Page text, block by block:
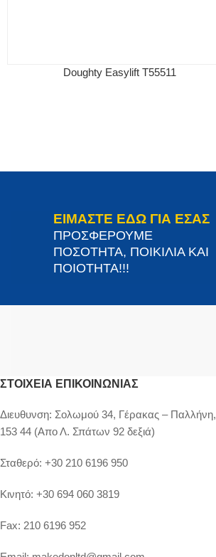
Doughty Easylift T55511
ΕΙΜΑΣΤΕ ΕΔΩ ΓΙΑ ΕΣΑΣ
ΠΡΟΣΦΕΡΟΥΜΕ
ΠΟΣΟΤΗΤΑ, ΠΟΙΚΙΛΙΑ ΚΑΙ
ΠΟΙΟΤΗΤΑ!!!
ΣΤΟΙΧΕΊΑ ΕΠΙΚΟΙΝΩΝΊΑΣ
Διευθυνση: Σολωμού 34, Γέρακας – Παλλήνη,
153 44 (Απο Λ. Σπάτων 92 δεξιά)
Σταθερό: +30 210 6196 950
Κινητό: +30 694 060 3819
Fax: 210 6196 952